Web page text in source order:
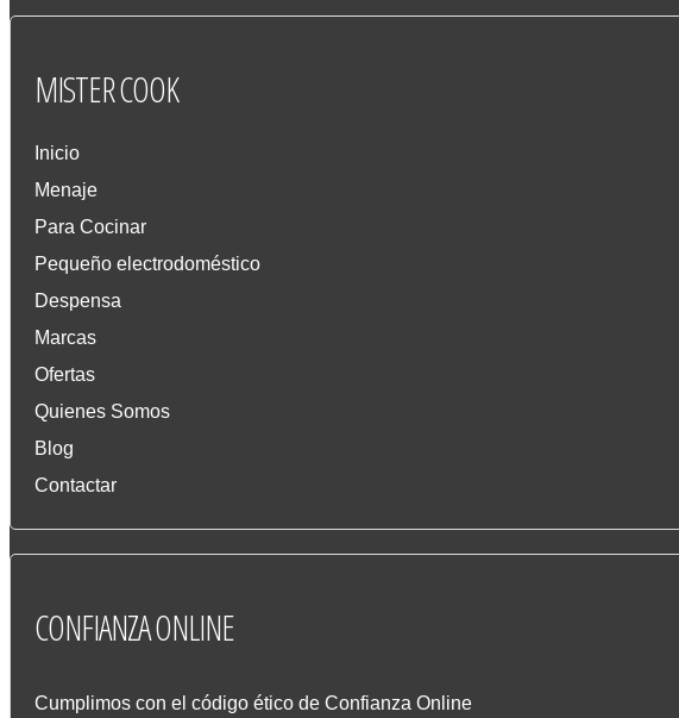
MISTERCOOK
Inicio
Menaje
Para Cocinar
Pequeño electrodoméstico
Despensa
Marcas
Ofertas
Quienes Somos
Blog
Contactar
CONFIANZAONLINE
Cumplimos con el código ético de Confianza Online